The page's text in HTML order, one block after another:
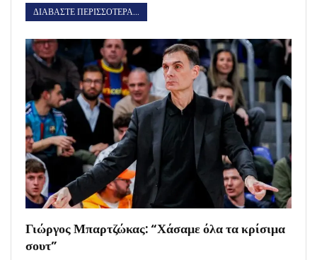
ΔΙΑΒΆΣΤΕ ΠΕΡΙΣΣΌΤΕΡΑ...
Γιώργος Μπαρτζώκας: “Χάσαμε όλα τα κρίσιμα
σουτ”